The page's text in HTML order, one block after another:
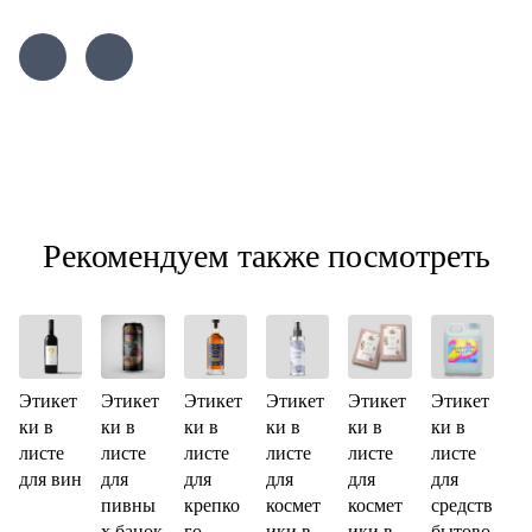
Рекомендуем также посмотреть
Этикет
ки в
листе
для вин
Этикет
ки в
листе
для
пивны
Этикет
ки в
листе
для
крепко
Этикет
ки в
листе
для
космет
Этикет
ки в
листе
для
космет
Этикет
ки в
листе
для
средств